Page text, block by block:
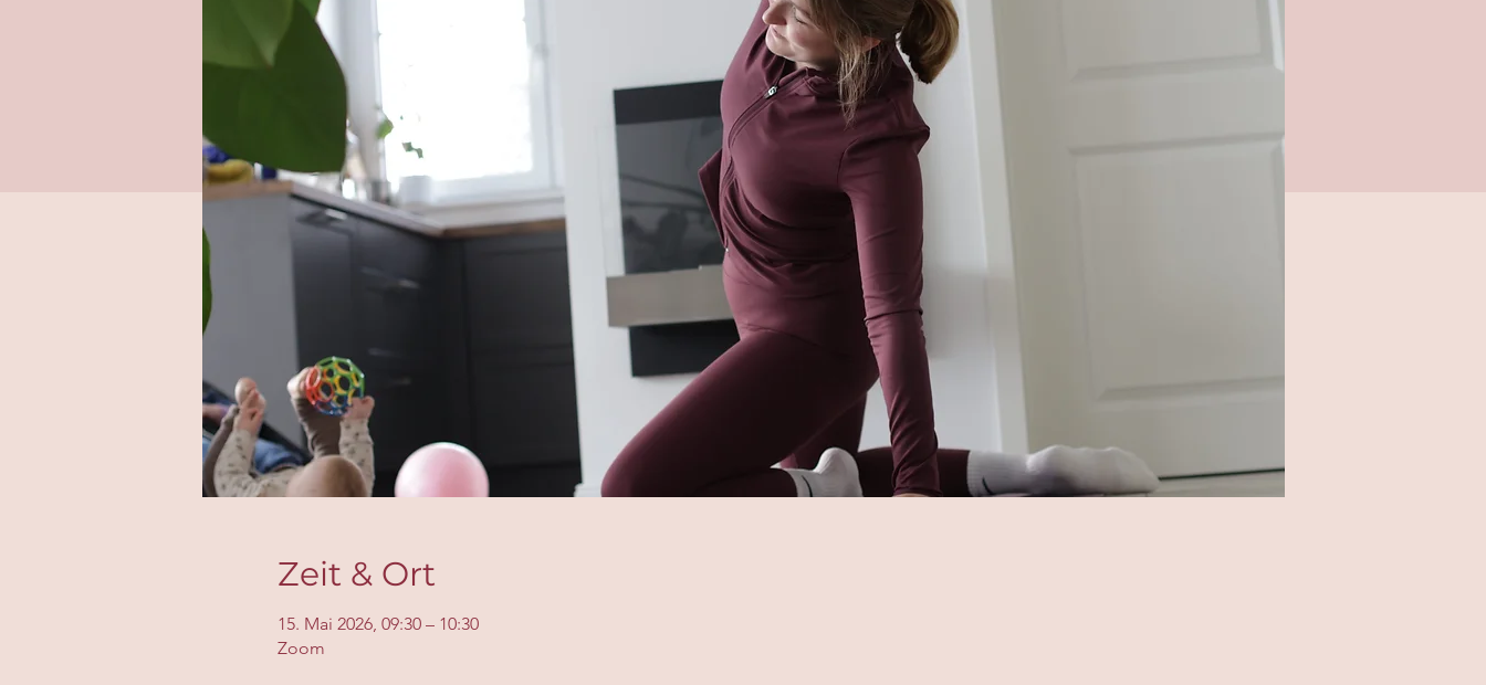
Zeit & Ort
15. Mai 2026, 09:30 – 10:30
Zoom